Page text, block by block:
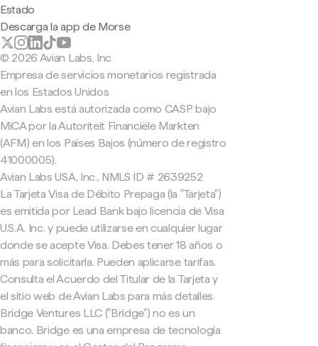
Estado
Descarga la app de Morse
© 2026 Avian Labs, Inc
Empresa de servicios monetarios registrada
en los Estados Unidos
Avian Labs está autorizada como CASP bajo
MiCA por la Autoriteit Financiële Markten
(AFM) en los Países Bajos (número de registro
41000005).
Avian Labs USA, Inc., NMLS ID # 2639252
La Tarjeta Visa de Débito Prepaga (la "Tarjeta")
es emitida por Lead Bank bajo licencia de Visa
U.S.A. Inc. y puede utilizarse en cualquier lugar
donde se acepte Visa. Debes tener 18 años o
más para solicitarla. Pueden aplicarse tarifas.
Consulta el Acuerdo del Titular de la Tarjeta y
el sitio web de Avian Labs para más detalles.
Bridge Ventures LLC ("Bridge") no es un
banco. Bridge es una empresa de tecnología